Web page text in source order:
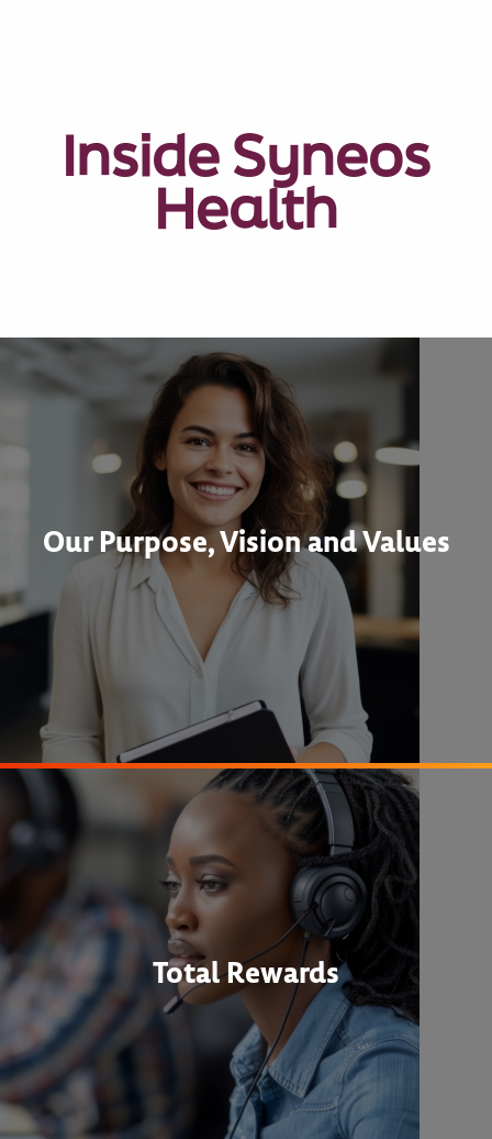
Inside Syneos
Health
Our Purpose, Vision and Values
Total Rewards